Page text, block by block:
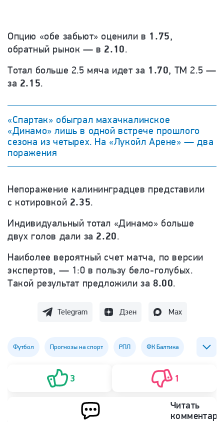
Опцию «обе забьют» оценили в 1.75,
обратный рынок — в 2.10.
Тотал больше 2.5 мяча идет за 1.70, ТМ 2.5 —
за 2.15.
«Спартак» обыграл махачкалинское
«Динамо» лишь в одной встрече прошлого
сезона из четырех. На «Лукойл Арене» — два
поражения
Непоражение калининградцев представили
с котировкой 2.35.
Индивидуальный тотал «Динамо» больше
двух голов дали за 2.20.
Наиболее вероятный счет матча, по версии
экспертов, — 1:0 в пользу бело-голубых.
Такой результат предложили за 8.00.
Telegram Дзен Max
Футбол Прогнозы на спорт РПЛ ФК Балтика
ФК Динамо (Москва)3 1
Читать